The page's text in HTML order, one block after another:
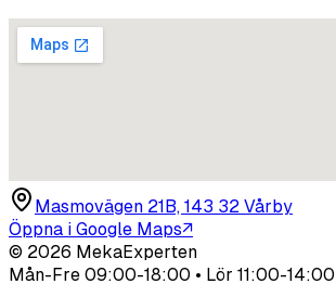
Masmovägen 21B, 143 32 Vårby
Öppna i Google Maps↗
© 2026 MekaExperten
Mån-Fre 09:00-18:00 • Lör 11:00-14:00